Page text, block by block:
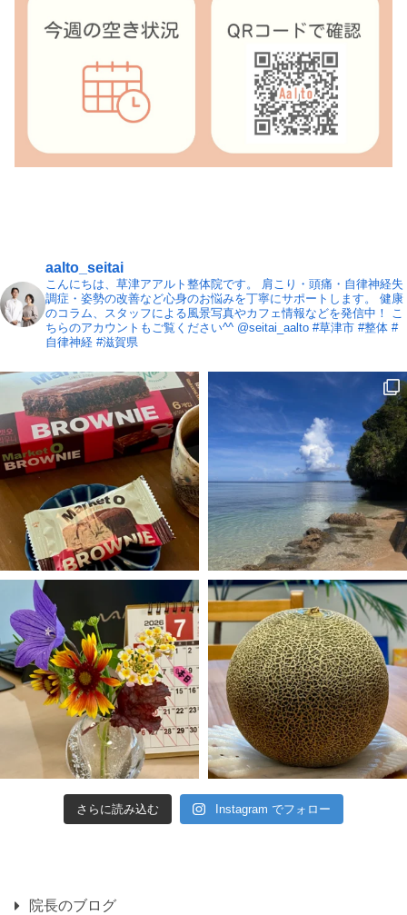
aalto_seitai
こんにちは、草津アアルト整体院です。
肩こり・頭痛・自律神経失
調症・姿勢の改善など心身のお悩みを丁寧にサポートします。
健康
のコラム、スタッフによる風景写真やカフェ情報などを発信中！
こ
ちらのアカウントもご覧ください^^ @seitai_aalto #草津市 #整体 #
自律神経 #滋賀県
さらに読み込む Instagram でフォロー
院長のブログ